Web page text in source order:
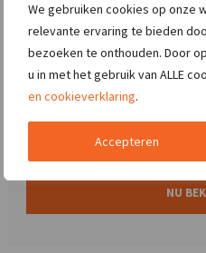
We gebruiken cookies op onze
relevante ervaring te bieden
bezoeken te onthouden. Door
u in met het gebruik van ALLE
en cookieverklaring.
Accepteren
In de functie van operator B is
verricht werkzaamheden
machines. Echt elke dag is
voor jou? Lees dan snel de
Ploegenrooster in Hel ..
NU